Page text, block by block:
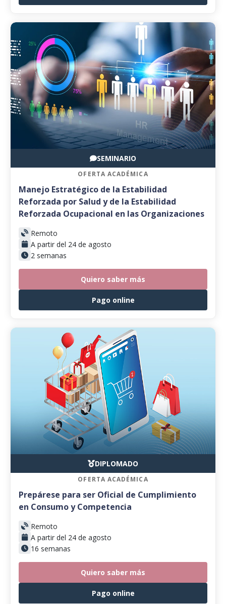
SEMINARIO
OFERTA ACADÉMICA
Manejo Estratégico de la Estabilidad
Reforzada por Salud y de la Estabilidad
Reforzada Ocupacional en las Organizaciones
Remoto
A partir del 24 de agosto
2 semanas
Quiero saber más
Pago online
DIPLOMADO
OFERTA ACADÉMICA
Prepárese para ser Oficial de Cumplimiento
en Consumo y Competencia
Remoto
A partir del 24 de agosto
16 semanas
Quiero saber más
Pago online